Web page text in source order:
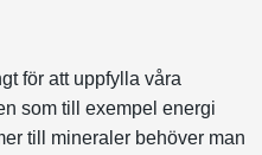
för att uppfylla våra
som till exempel energi
till mineraler behöver man